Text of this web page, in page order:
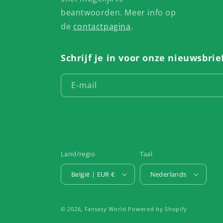
beantwoorden. Meer info op
de contactpagina.
Schrijf je in voor onze
E‑mail
Land/regio
België | EUR €
Taal
Nederlands
© 2026, Fantasy World Powered by Shopify